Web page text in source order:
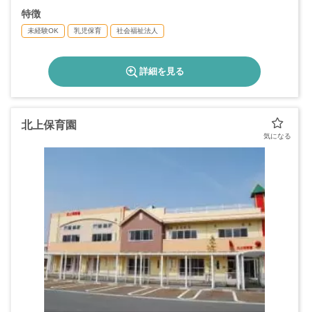
特徴
未経験OK 乳児保育 社会福祉法人
詳細を見る
北上保育園